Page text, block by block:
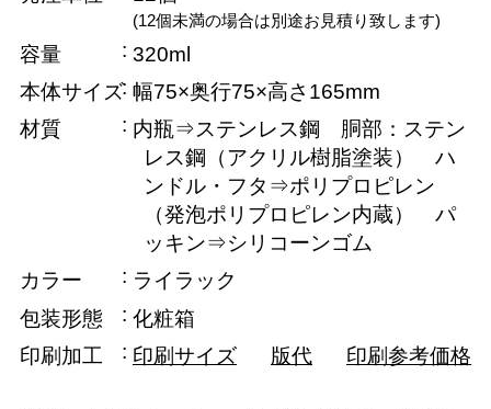
(12個未満の場合は別途お見積り致します)
容量
320ml
本体サイズ 幅75×奥行75×高さ165mm
材質
内瓶⇒ステンレス鋼 胴部：ステン
レス鋼（アクリル樹脂塗装） ハ
ンドル・フタ⇒ポリプロピレン
（発泡ポリプロピレン内蔵） パ
ッキン⇒シリコーンゴム
カラー
ライラック
包装形態
化粧箱
印刷加工
印刷サイズ 版代 印刷参考価格